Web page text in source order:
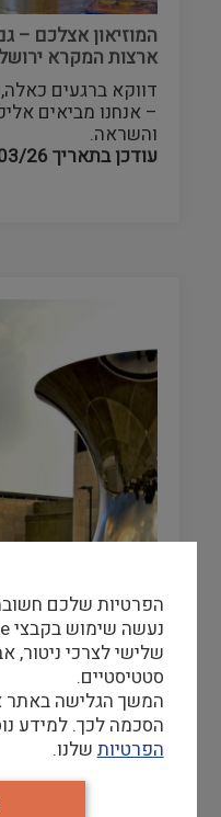
המוזיאון אצלכם –
ארצות המקרא
דווקא ברגעים
– אנחנו מביאים
והשראה.
עודכן בתאריך26
רוח במפרשים: מפגשי
ישראל
סדרת מפגשי זום
מחשבה והשראה.
עודכן בתאריך26
הפרטיות שלכם
שלישי לצרכי ניטור,
סטטיסטיים.
המשך הגלישה באתר
הסכמה לכך. למידע
הפרטיותשלנו.